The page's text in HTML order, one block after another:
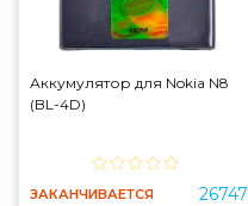
Аккумулятор для Nokia N8
(BL-4D)
ЗАКАНЧИВАЕТСЯ 26747